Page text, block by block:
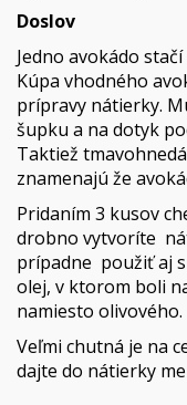
Doslov
Jedno avokádo
Kúpa vhodného
prípravy nátierky.
šupku a na dotyk
Taktiež
znamenajú že
Pridaním 3 kusov
drobno vytvoríte
prípadne použiť aj
olej, v ktorom boli
namiesto olivového.
Veľmi chutná je na
dajte do nátierky